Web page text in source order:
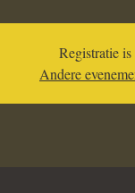
Registratie
Andere